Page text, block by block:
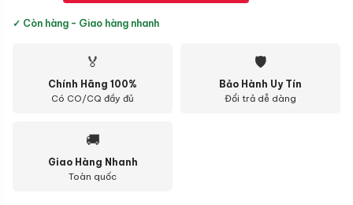
✓ Còn hàng - Giao hàng nhanh
🏅
Chính Hãng 100%
Có CO/CQ đầy đủ
🛡
Bảo Hành Uy Tín
Đổi trả dễ dàng
🚚
Giao Hàng Nhanh
Toàn quốc